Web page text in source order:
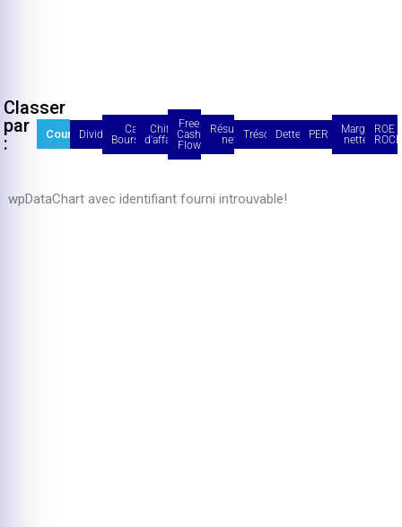
Classer
par
:
Cours DividendesCap
Boursière
Chiffre
d'affaires
Free
Cash
Flow
Résultat
net
Trésorerie
Dette PER
Marge
nette
ROE /
ROCE
wpDataChart avec identifiant fourni introuvable!